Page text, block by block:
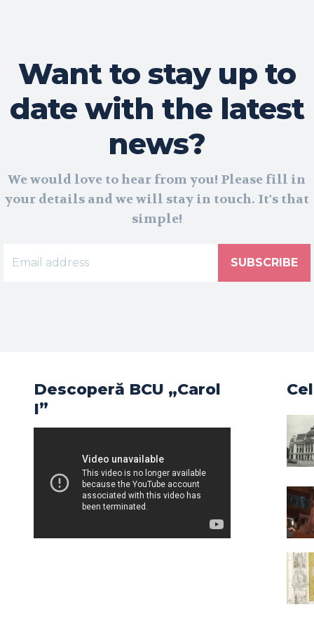
Want to stay up to
date with the latest
news?
We would love to hear from you! Please fill in
your details and we will stay in touch. It's that
simple!
SUBSCRIBE
Descoperă BCU „Carol
I”